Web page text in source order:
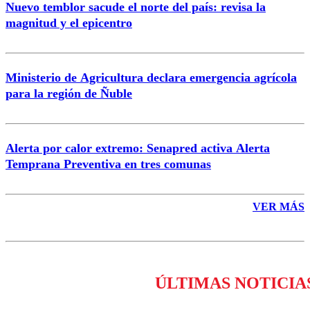
Nuevo temblor sacude el norte del país: revisa la
magnitud y el epicentro
Ministerio de Agricultura declara emergencia agrícola
para la región de Ñuble
Alerta por calor extremo: Senapred activa Alerta
Temprana Preventiva en tres comunas
VER MÁS
ÚLTIMAS